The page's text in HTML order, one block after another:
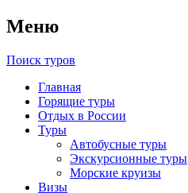
Меню
Поиск туров
Главная
Горящие туры
Отдых в России
Туры
Автобусные туры
Экскурсионные туры
Морские круизы
Визы